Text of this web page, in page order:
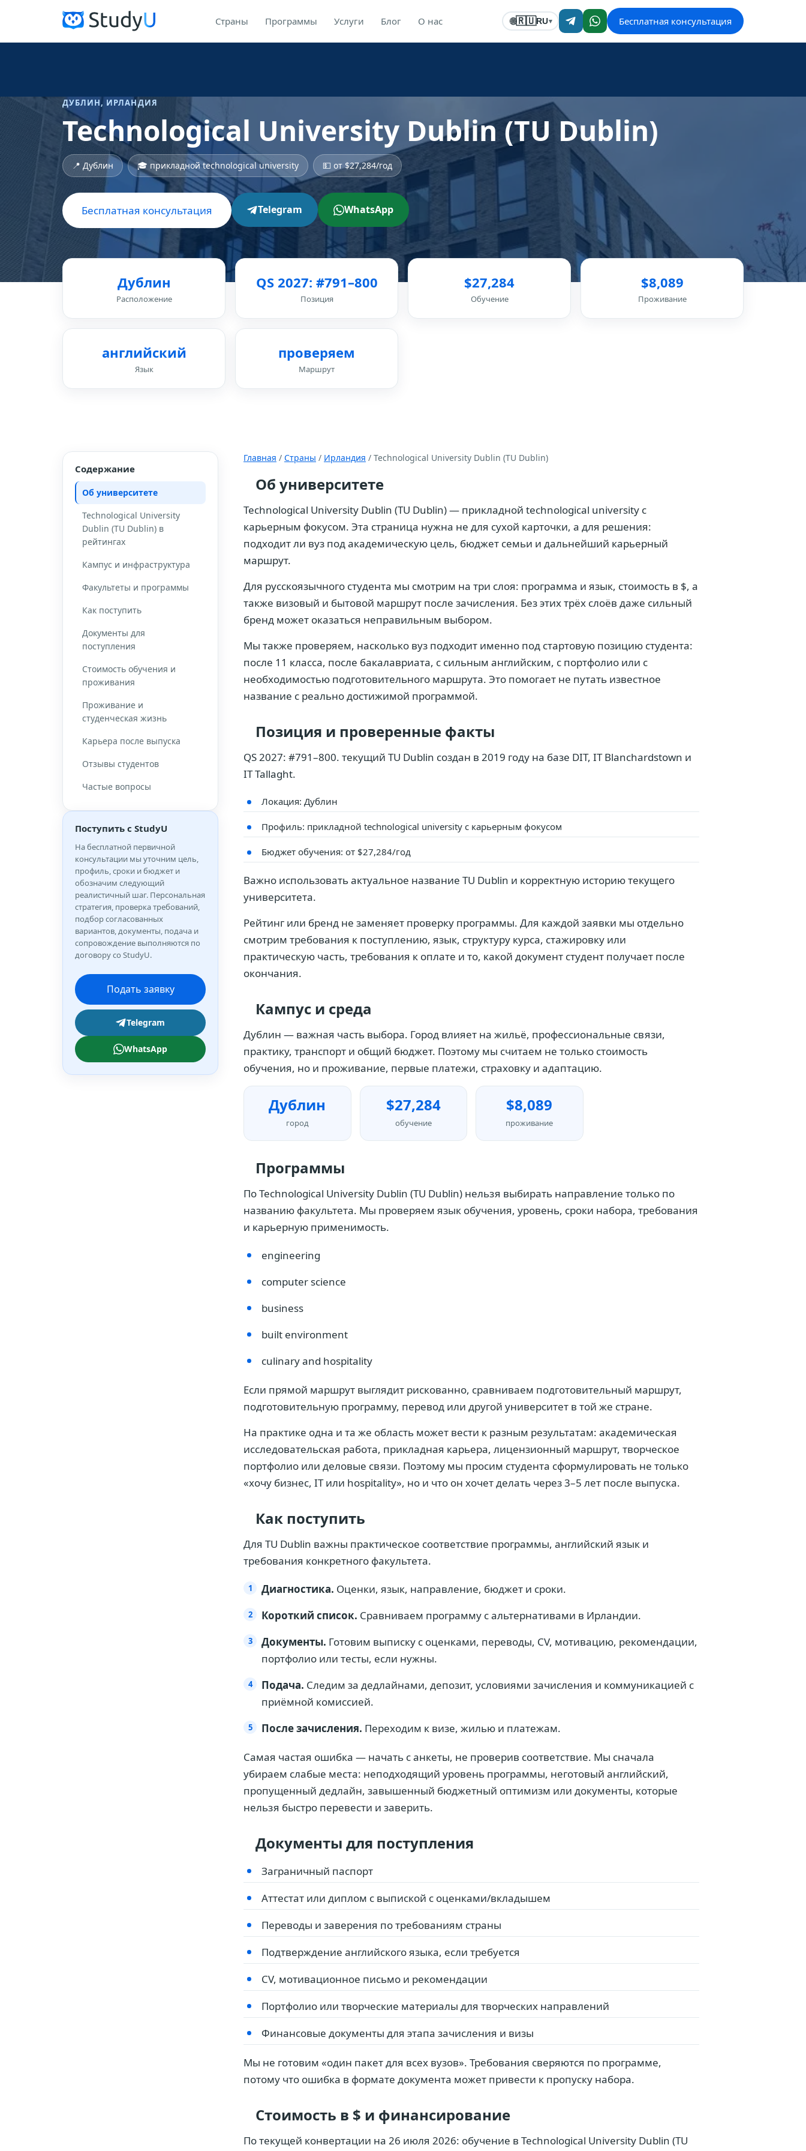
Страны Программы Услуги Блог О нас 🌐🇷🇺RU▾ Бесплатная консультация
ДУБЛИН, ИРЛАНДИЯ
Technological University Dublin (TU Dublin)
📍 Дублин 🎓 прикладной technological university 💵 от $27,284/год
Бесплатная консультация Telegram WhatsApp
Дублин
Расположение
QS 2027: #791–800
Позиция
$27,284
Обучение
$8,089
Проживание
английский
Язык
проверяем
Маршрут
Содержание
Об университете
Technological University
Dublin (TU Dublin) в
рейтингах
Кампус и инфраструктура
Факультеты и программы
Как поступить
Документы для
поступления
Стоимость обучения и
проживания
Проживание и
студенческая жизнь
Карьера после выпуска
Отзывы студентов
Частые вопросы
Поступить с StudyU
На бесплатной первичной
консультации мы уточним цель,
профиль, сроки и бюджет и
обозначим следующий
реалистичный шаг. Персональная
стратегия, проверка требований,
подбор согласованных
вариантов, документы, подача и
сопровождение выполняются по
договору со StudyU.
Подать заявку
Telegram
WhatsApp
Главная / Страны / Ирландия / Technological University Dublin (TU Dublin)
Об университете
Technological University Dublin (TU Dublin) — прикладной technological university с
карьерным фокусом. Эта страница нужна не для сухой карточки, а для решения:
подходит ли вуз под академическую цель, бюджет семьи и дальнейший карьерный
маршрут.
Для русскоязычного студента мы смотрим на три слоя: программа и язык, стоимость в $, а
также визовый и бытовой маршрут после зачисления. Без этих трёх слоёв даже сильный
бренд может оказаться неправильным выбором.
Мы также проверяем, насколько вуз подходит именно под стартовую позицию студента:
после 11 класса, после бакалавриата, с сильным английским, с портфолио или с
необходимостью подготовительного маршрута. Это помогает не путать известное
название с реально достижимой программой.
Позиция и проверенные факты
QS 2027: #791–800. текущий TU Dublin создан в 2019 году на базе DIT, IT Blanchardstown и
IT Tallaght.
Локация: Дублин
Профиль: прикладной technological university с карьерным фокусом
Бюджет обучения: от $27,284/год
Важно использовать актуальное название TU Dublin и корректную историю текущего
университета.
Рейтинг или бренд не заменяет проверку программы. Для каждой заявки мы отдельно
смотрим требования к поступлению, язык, структуру курса, стажировку или
практическую часть, требования к оплате и то, какой документ студент получает после
окончания.
Кампус и среда
Дублин — важная часть выбора. Город влияет на жильё, профессиональные связи,
практику, транспорт и общий бюджет. Поэтому мы считаем не только стоимость
обучения, но и проживание, первые платежи, страховку и адаптацию.
Дублин
город
$27,284
обучение
$8,089
проживание
Программы
По Technological University Dublin (TU Dublin) нельзя выбирать направление только по
названию факультета. Мы проверяем язык обучения, уровень, сроки набора, требования
и карьерную применимость.
engineering
computer science
business
built environment
culinary and hospitality
Если прямой маршрут выглядит рискованно, сравниваем подготовительный маршрут,
подготовительную программу, перевод или другой университет в той же стране.
На практике одна и та же область может вести к разным результатам: академическая
исследовательская работа, прикладная карьера, лицензионный маршрут, творческое
портфолио или деловые связи. Поэтому мы просим студента сформулировать не только
«хочу бизнес, IT или hospitality», но и что он хочет делать через 3–5 лет после выпуска.
Как поступить
Для TU Dublin важны практическое соответствие программы, английский язык и
требования конкретного факультета.
Диагностика. Оценки, язык, направление, бюджет и сроки.
Короткий список. Сравниваем программу с альтернативами в Ирландии.
Документы. Готовим выписку с оценками, переводы, CV, мотивацию, рекомендации,
портфолио или тесты, если нужны.
Подача. Следим за дедлайнами, депозит, условиями зачисления и коммуникацией с
приёмной комиссией.
После зачисления. Переходим к визе, жилью и платежам.
Самая частая ошибка — начать с анкеты, не проверив соответствие. Мы сначала
убираем слабые места: неподходящий уровень программы, неготовый английский,
пропущенный дедлайн, завышенный бюджетный оптимизм или документы, которые
нельзя быстро перевести и заверить.
Документы для поступления
Заграничный паспорт
Аттестат или диплом с выпиской с оценками/вкладышем
Переводы и заверения по требованиям страны
Подтверждение английского языка, если требуется
CV, мотивационное письмо и рекомендации
Портфолио или творческие материалы для творческих направлений
Финансовые документы для этапа зачисления и визы
Мы не готовим «один пакет для всех вузов». Требования сверяются по программе,
потому что ошибка в формате документа может привести к пропуску набора.
Стоимость в $ и финансирование
По текущей конвертации на 26 июля 2026: обучение в Technological University Dublin (TU